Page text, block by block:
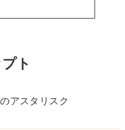
ト
アスタリスク